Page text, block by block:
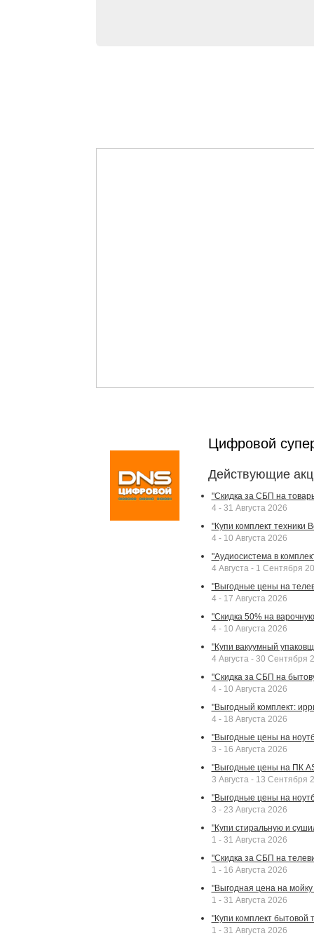
Цифровой
Действующие
"Скидка за СБП на
4 - 31 Августа 2026
"Купи комплект техники
4 - 10 Августа 2026
"Аудиосистема в
4 Августа - 1 Сентября
"Выгодные цены на
4 - 17 Августа 2026
"Скидка 50% на
4 - 10 Августа 2026
"Купи вакуумный
4 Августа - 30 Сентября
"Скидка за СБП на
4 - 10 Августа 2026
"Выгодный комплект:
4 - 18 Августа 2026
"Выгодные цены на
3 - 16 Августа 2026
"Выгодные цены на ПК
3 Августа - 13 Сентября
"Выгодные цены на
3 - 23 Августа 2026
"Купи стиральную и
1 - 31 Августа 2026
"Скидка за СБП на
1 - 16 Августа 2026
"Выгодная цена на
1 - 31 Августа 2026
"Купи комплект бытовой
1 - 31 Августа 2026